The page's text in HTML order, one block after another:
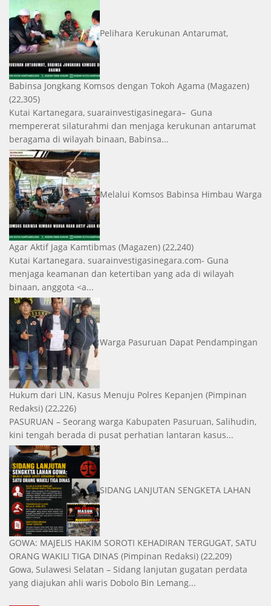
Pelihara Kerukunan Antarumat,
Babinsa Jongkang Komsos dengan Tokoh Agama (Magazen)
(22,305)
Kutai Kartanegara, suarainvestigasinegara– Guna
mempererat silaturahmi dan menjaga kerukunan antarumat
beragama di wilayah binaan, Babinsa...
Melalui Komsos Babinsa Himbau Warga
Agar Aktif Jaga Kamtibmas (Magazen) (22,240)
Kutai Kartanegara. suarainvestigasinegara.com- Guna
menjaga keamanan dan ketertiban yang ada di wilayah
binaan, anggota <a...
Warga Pasuruan Dapat Pendampingan
Hukum dari LIN, Kasus Menuju Polres Kepanjen (Pimpinan
Redaksi) (22,226)
PASURUAN – Seorang warga Kabupaten Pasuruan, Salihudin,
kini tengah berada di pusat perhatian lantaran kasus...
SIDANG LANJUTAN SENGKETA LAHAN
GOWA: MAJELIS HAKIM SOROTI KEHADIRAN TERGUGAT, SATU
ORANG WAKILI TIGA DINAS (Pimpinan Redaksi) (22,209)
Gowa, Sulawesi Selatan – Sidang lanjutan gugatan perdata
yang diajukan ahli waris Dobolo Bin Lemang...